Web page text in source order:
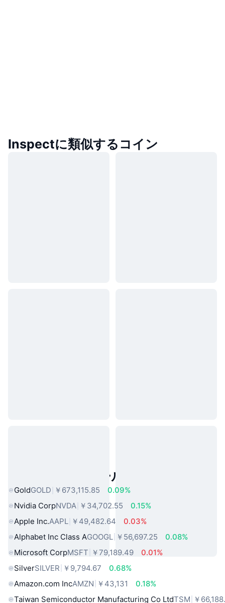
Inspectに類似するコイン
人気のリアルワールドアセット
GoldGOLD ￥673,115.85
0.09%
Nvidia CorpNVDA ￥34,702.55
0.15%
Apple Inc.AAPL ￥49,482.64
0.03%
Alphabet Inc Class AGOOGL ￥56,697.25
0.08%
Microsoft CorpMSFT ￥79,189.49
0.01%
SilverSILVER ￥9,794.67
0.68%
Amazon.com IncAMZN ￥43,131
0.18%
Taiwan Semiconductor Manufacturing Co LtdTSM ￥